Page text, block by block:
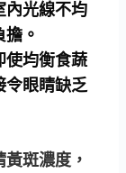
內光線不均
。
使均衡食蔬
令眼睛缺乏
斑濃度，